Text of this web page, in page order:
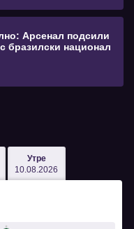
Арсенал подсили
бразилски национал
Утре
10.08.2026